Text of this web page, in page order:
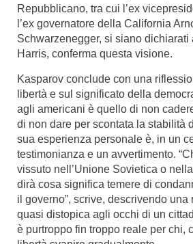
Repubblicano, tra cui l’ex
l’ex governatore della California
Schwarzenegger, si siano dichiarati
Harris, conferma questa visione.
Kasparov conclude con una
libertà e sul significato della
agli americani è quello di non
di non dare per scontata la stabilità
sua esperienza personale è, in un
testimonianza e un avvertimento.
vissuto nell’Unione Sovietica o
dirà cosa significa temere di
il governo”, scrive, descrivendo una
quasi distopica agli occhi di un
è purtroppo fin troppo reale per chi,